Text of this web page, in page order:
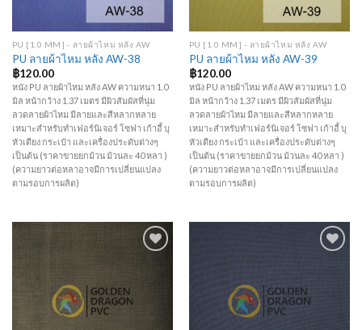
PU [1.0 MM] - ลายผ้าไหม หลัง AW
PU ลายผ้าไหม หลัง AW-38
฿120.00
หนัง PU ลายผ้าไหม หลัง AW ความหนา 1.0
มิล หน้ากว้าง 1.37 เมตร มีผิวสัมผัสที่นุ่ม
ลวดลายผ้าไหม มีลายและสีหลากหลาย
เหมาะสำหรับทำเฟอร์นิเจอร์ โซฟา เก้าอี้ บุ
หัวเตียง กระเป๋า และเครื่องประดับต่างๆ
เป็นต้น (ราคาขายยกม้วน ม้วนละ 40 หลา )
(ความยาวต่อหลาอาจมีการเปลี่ยนแปลง
ตามรอบการผลิต)
PU [1.0 MM] - ลายผ้าไหม หลัง AW
PU ลายผ้าไหม หลัง AW-39
฿120.00
หนัง PU ลายผ้าไหม หลัง AW ความหนา 1.0
มิล หน้ากว้าง 1.37 เมตร มีผิวสัมผัสที่นุ่ม
ลวดลายผ้าไหม มีลายและสีหลากหลาย
เหมาะสำหรับทำเฟอร์นิเจอร์ โซฟา เก้าอี้ บุ
หัวเตียง กระเป๋า และเครื่องประดับต่างๆ
เป็นต้น (ราคาขายยกม้วน ม้วนละ 40 หลา )
(ความยาวต่อหลาอาจมีการเปลี่ยนแปลง
ตามรอบการผลิต)
Wishlist
Wishlist